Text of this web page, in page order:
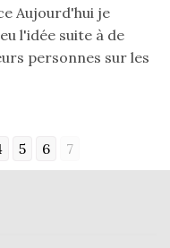
Aujourd'hui je
l'idée suite à de
personnes sur les
5 6 7